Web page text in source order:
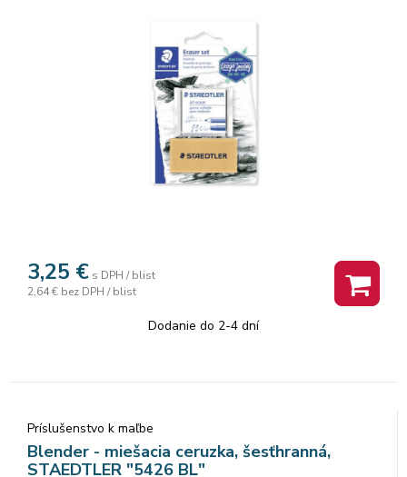
3,25 € s DPH / blist
2,64 € bez DPH / blist
Dodanie do 2-4 dní
Príslušenstvo k maľbe
Blender - miešacia ceruzka, šesťhranná,
STAEDTLER "5426 BL"